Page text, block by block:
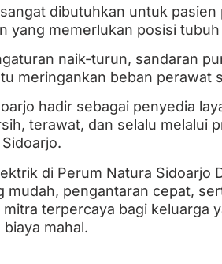
dibutuhkan untuk
yang memerlukan posisi
naik-turun, sandaran
meringankan beban perawat
hadir sebagai penyedia
terawat, dan selalu melalui
di Perum Natura
mudah, pengantaran cepat,
mitra terpercaya bagi keluarga
mahal.